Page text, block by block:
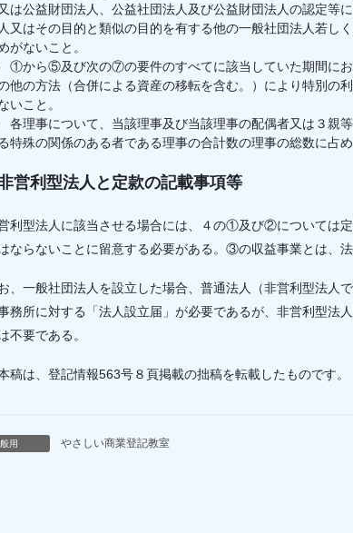
又は公益財団法人、公益社団法人及び公益財団法人の認定等
人又はその目的と類似の目的を有する他の一般社団法人若し
がないこと。
から⑤及び次の⑦の要件のすべてに該当していた期間にお
他の方法（合併による資産の移転を含む。）により特別の
いこと。
理事について、当該理事及び当該理事の配偶者又は３親
特殊の関係のある者である理事の合計数の理事の総数に占
営利型法人と定款の記載事項等
利型法人に該当させる場合には、４の①及び②については
ならないことに留意する必要がある。③の収益事業とは、
、一般社団法人を設立した場合、普通法人（非営利型法人
務所に対する「法人設立届」が必要であるが、非営利型法
不要である。
稿は、登記情報563号８頁掲載の拙稿を転載したものです。
用 やさしい商業登記教室